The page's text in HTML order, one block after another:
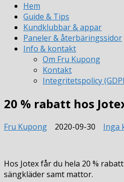
Hem
Guide & Tips
Kundklubbar & appar
Paneler & återbäringssidor
Info & kontakt
Om Fru Kupong
Kontakt
Integritetspolicy
20 % rabatt hos
Fru Kupong 2020-09-30 Inga
Hos Jotex får du hela 20 %
sängkläder samt mattor.